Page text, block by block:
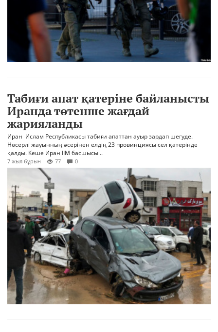
Табиғи апат қатеріне байланысты
Иранда төтенше жағдай
жарияланды
Иран Ислам Республикасы табиғи апаттан ауыр зардап шегуде.
Нөсерлі жауынның әсерінен елдің 23 провинциясы сел қатерінде
қалды. Кеше Иран ІІМ басшысы ..
7 жыл бұрын 77 0